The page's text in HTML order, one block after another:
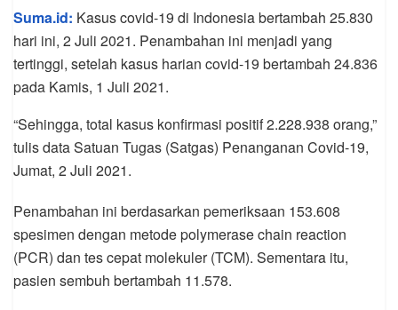
Suma.id: Kasus covid-19 di Indonesia bertambah 25.830
hari ini, 2 Juli 2021. Penambahan ini menjadi yang
tertinggi, setelah kasus harian covid-19 bertambah 24.836
pada Kamis, 1 Juli 2021.
“Sehingga, total kasus konfirmasi positif 2.228.938 orang,”
tulis data Satuan Tugas (Satgas) Penanganan Covid-19,
Jumat, 2 Juli 2021.
Penambahan ini berdasarkan pemeriksaan 153.608
spesimen dengan metode polymerase chain reaction
(PCR) dan tes cepat molekuler (TCM). Sementara itu,
pasien sembuh bertambah 11.578.